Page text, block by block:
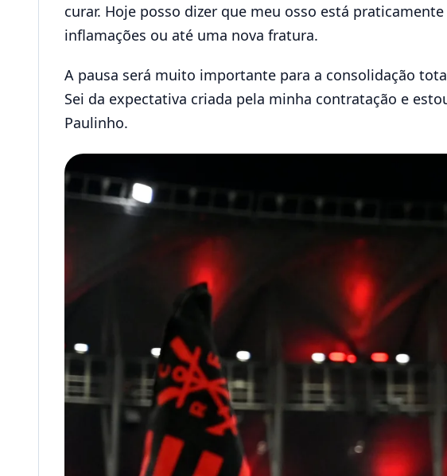
curar. Hoje posso dizer que meu osso está
inflamações ou até uma nova fratura.
A pausa será muito importante para a consolidação
Sei da expectativa criada pela minha contratação e
Paulinho.